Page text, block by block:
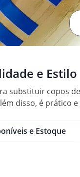
e Estilo
substituir copos
disso, é prático
e Estoque